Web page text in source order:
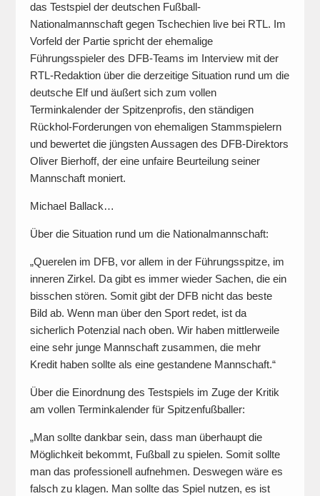
das Testspiel der deutschen Fußball-
Nationalmannschaft gegen Tschechien live bei RTL. Im
Vorfeld der Partie spricht der ehemalige
Führungsspieler des DFB-Teams im Interview mit der
RTL-Redaktion über die derzeitige Situation rund um die
deutsche Elf und äußert sich zum vollen
Terminkalender der Spitzenprofis, den ständigen
Rückhol-Forderungen von ehemaligen Stammspielern
und bewertet die jüngsten Aussagen des DFB-Direktors
Oliver Bierhoff, der eine unfaire Beurteilung seiner
Mannschaft moniert.
Michael Ballack…
Über die Situation rund um die Nationalmannschaft:
„Querelen im DFB, vor allem in der Führungsspitze, im
inneren Zirkel. Da gibt es immer wieder Sachen, die ein
bisschen stören. Somit gibt der DFB nicht das beste
Bild ab. Wenn man über den Sport redet, ist da
sicherlich Potenzial nach oben. Wir haben mittlerweile
eine sehr junge Mannschaft zusammen, die mehr
Kredit haben sollte als eine gestandene Mannschaft.“
Über die Einordnung des Testspiels im Zuge der Kritik
am vollen Terminkalender für Spitzenfußballer:
„Man sollte dankbar sein, dass man überhaupt die
Möglichkeit bekommt, Fußball zu spielen. Somit sollte
man das professionell aufnehmen. Deswegen wäre es
falsch zu klagen. Man sollte das Spiel nutzen, es ist